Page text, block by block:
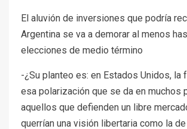
El aluvión de inversiones que podría
Argentina se va a demorar al menos
elecciones de medio término
-¿Su planteo es: en Estados Unidos, la
esa polarización que se da en muchos
aquellos que defienden un libre
querrían una visión libertaria como la